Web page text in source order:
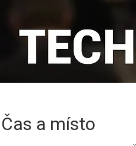
Čas a místo